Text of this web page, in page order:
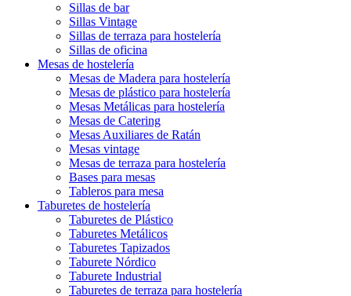
Sillas de bar
Sillas Vintage
Sillas de terraza para hostelería
Sillas de oficina
Mesas de hostelería
Mesas de Madera para hostelería
Mesas de plástico para hostelería
Mesas Metálicas para hostelería
Mesas de Catering
Mesas Auxiliares de Ratán
Mesas vintage
Mesas de terraza para hostelería
Bases para mesas
Tableros para mesa
Taburetes de hostelería
Taburetes de Plástico
Taburetes Metálicos
Taburetes Tapizados
Taburete Nórdico
Taburete Industrial
Taburetes de terraza para hostelería